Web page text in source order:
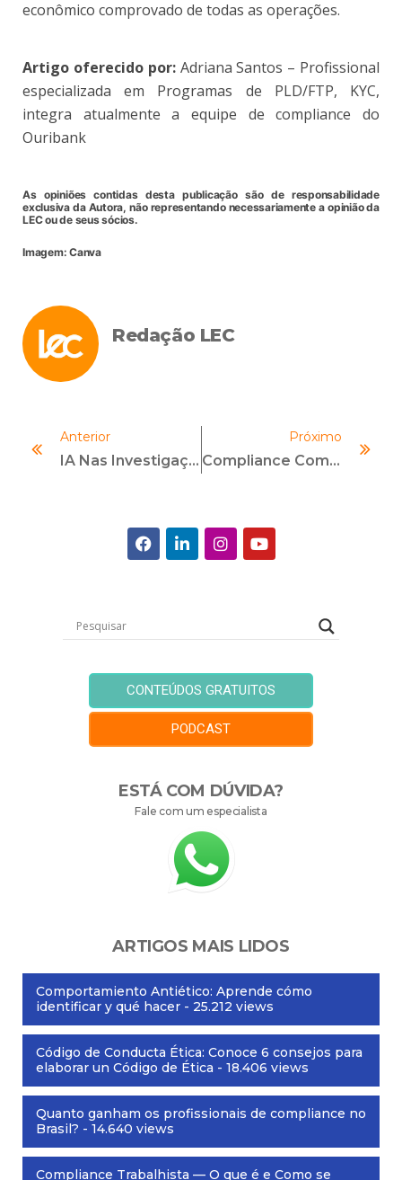
econômico comprovado de todas as operações.
Artigo oferecido por: Adriana Santos – Profissional
especializada em Programas de PLD/FTP, KYC,
integra atualmente a equipe de compliance do
Ouribank
As opiniões contidas desta publicação são de responsabilidade
exclusiva da Autora, não representando necessariamente a opinião da
LEC ou de seus sócios.
Imagem: Canva
Redação LEC
Anterior
IA Nas Investigações De Compliance: Desafios, Riscos E A Importância Da Governança
Próximo
Compliance Como Decisão Econômica: Uma Abordagem Pela Análise Econômica Do Direito
CONTEÚDOS GRATUITOS
PODCAST
ESTÁ COM DÚVIDA?
Fale com um especialista
ARTIGOS MAIS LIDOS
Comportamiento Antiético: Aprende cómo
identificar y qué hacer - 25.212 views
Código de Conducta Ética: Conoce 6 consejos para
elaborar un Código de Ética - 18.406 views
Quanto ganham os profissionais de compliance no
Brasil? - 14.640 views
Compliance Trabalhista — O que é e Como se